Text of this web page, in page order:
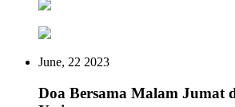
June, 22 2023
Doa Bersama Malam Jumat